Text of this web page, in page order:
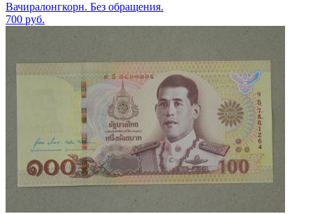
Вачиралонгкорн. Без обращения.
700 руб.